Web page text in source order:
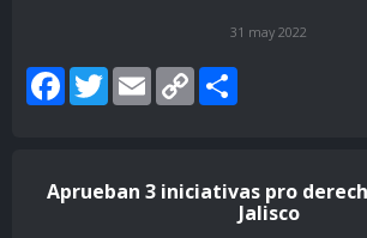
31 may 2022
FacebookTwitterEmail Copy
Link
Aprueban 3 iniciativas pro
Jalisco